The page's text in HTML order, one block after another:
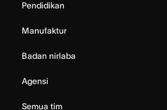
Pendidikan
Manufaktur
Badan nirlaba
Agensi
Semua tim